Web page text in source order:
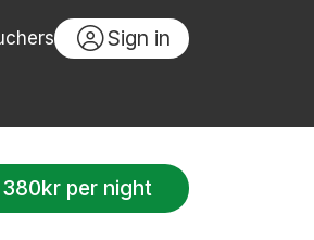
Sign in
per night